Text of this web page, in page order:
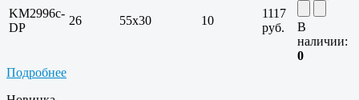
KM2996c-
DP
26 55х30 10
1117
руб.
В
наличии:
0
Подробнее